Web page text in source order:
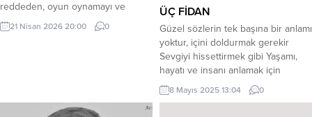
reddeden, oyun oynamayı ve
yönetmeyi seven, hayal ile
gerçeğin sınırında yaşayan bir
gece Darling ailesinin çocuk
21 Nisan 2026 20:00 0
ÜÇ FİDAN
Güzel sözlerin tek başına bir anlamı
yoktur, içini doldurmak gerekir
Sevgiyi hissettirmek gibi Yaşamı,
hayatı ve insanı anlamak için
sadece sözler de yetmez! Zihnini
bilgilerle dolduracaksın, Yeni
8 Mayıs 2025 13:04 0